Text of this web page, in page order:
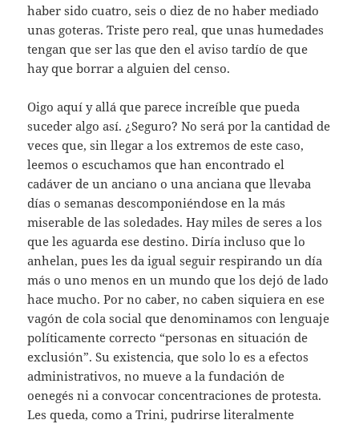
haber sido cuatro, seis o diez de no haber mediado
unas goteras. Triste pero real, que unas humedades
tengan que ser las que den el aviso tardío de que
hay que borrar a alguien del censo.
Oigo aquí y allá que parece increíble que pueda
suceder algo así. ¿Seguro? No será por la cantidad de
veces que, sin llegar a los extremos de este caso,
leemos o escuchamos que han encontrado el
cadáver de un anciano o una anciana que llevaba
días o semanas descomponiéndose en la más
miserable de las soledades. Hay miles de seres a los
que les aguarda ese destino. Diría incluso que lo
anhelan, pues les da igual seguir respirando un día
más o uno menos en un mundo que los dejó de lado
hace mucho. Por no caber, no caben siquiera en ese
vagón de cola social que denominamos con lenguaje
políticamente correcto “personas en situación de
exclusión”. Su existencia, que solo lo es a efectos
administrativos, no mueve a la fundación de
oenegés ni a convocar concentraciones de protesta.
Les queda, como a Trini, pudrirse literalmente